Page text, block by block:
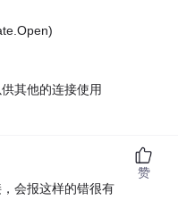
其他的连接使用
会报这样的错很有
赞